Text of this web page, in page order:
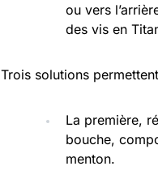
ou vers
des vis en
Trois solutions
La première,
bouche,
menton.